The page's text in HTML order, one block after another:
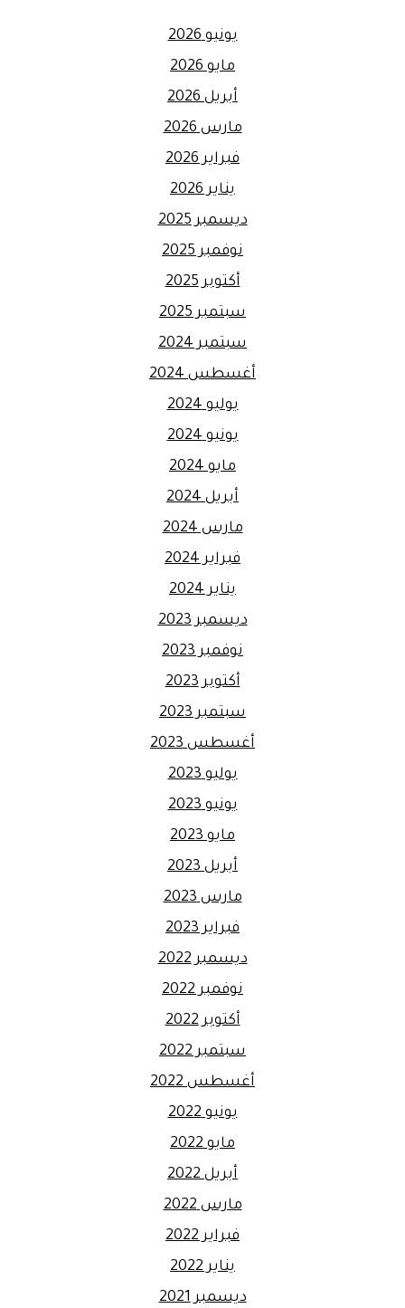
يونيو 2026
مايو 2026
أبريل 2026
مارس 2026
فبراير 2026
يناير 2026
ديسمبر 2025
نوفمبر 2025
أكتوبر 2025
سبتمبر 2025
سبتمبر 2024
أغسطس 2024
يوليو 2024
يونيو 2024
مايو 2024
أبريل 2024
مارس 2024
فبراير 2024
يناير 2024
ديسمبر 2023
نوفمبر 2023
أكتوبر 2023
سبتمبر 2023
أغسطس 2023
يوليو 2023
يونيو 2023
مايو 2023
أبريل 2023
مارس 2023
فبراير 2023
ديسمبر 2022
نوفمبر 2022
أكتوبر 2022
سبتمبر 2022
أغسطس 2022
يونيو 2022
مايو 2022
أبريل 2022
مارس 2022
فبراير 2022
يناير 2022
ديسمبر 2021